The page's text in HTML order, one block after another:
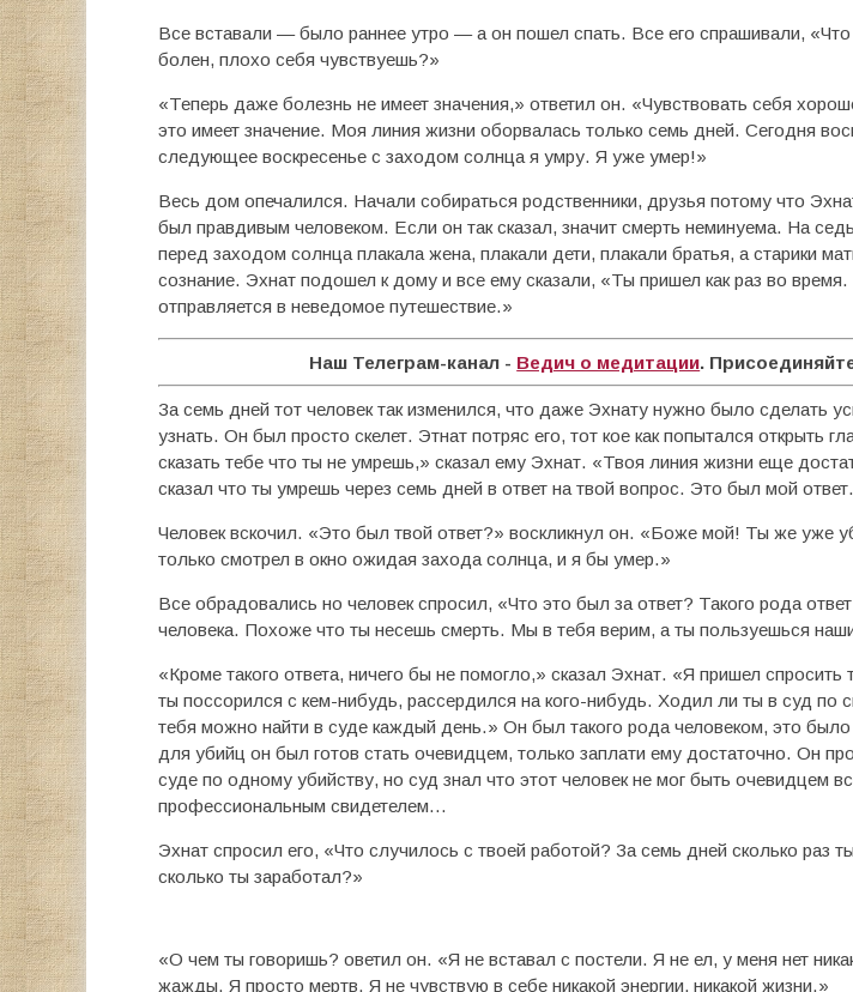
Все вставали — было раннее утро — а он пошел спать. Все его спрашивали,
болен, плохо себя чувствуешь?»
«Теперь даже болезнь не имеет значения,» ответил он. «Чувствовать себя
это имеет значение. Моя линия жизни оборвалась только семь дней. Сегодня
следующее воскресенье с заходом солнца я умру. Я уже умер!»
Весь дом опечалился. Начали собираться родственники, друзья потому что
был правдивым человеком. Если он так сказал, значит смерть неминуема. На
перед заходом солнца плакала жена, плакали дети, плакали братья, а старики
сознание. Эхнат подошел к дому и все ему сказали, «Ты пришел как раз во время.
отправляется в неведомое путешествие.»
Наш Телеграм-канал - Ведич о медитации.
За семь дней тот человек так изменился, что даже Эхнату нужно было сделать
узнать. Он был просто скелет. Этнат потряс его, тот кое как попытался открыть
сказать тебе что ты не умрешь,» сказал ему Эхнат. «Твоя линия жизни еще
сказал что ты умрешь через семь дней в ответ на твой вопрос. Это был мой
Человек вскочил. «Это был твой ответ?» воскликнул он. «Боже мой! Ты же уже
только смотрел в окно ожидая захода солнца, и я бы умер.»
Все обрадовались но человек спросил, «Что это был за ответ? Такого рода
человека. Похоже что ты несешь смерть. Мы в тебя верим, а ты пользуешься
«Кроме такого ответа, ничего бы не помогло,» сказал Эхнат. «Я пришел спросить
ты поссорился с кем-нибудь, рассердился на кого-нибудь. Ходил ли ты в суд по
тебя можно найти в суде каждый день.» Он был такого рода человеком, это
для убийц он был готов стать очевидцем, только заплати ему достаточно. Он
суде по одному убийству, но суд знал что этот человек не мог быть очевидцем
профессиональным свидетелем…
Эхнат спросил его, «Что случилось с твоей работой? За семь дней сколько раз
сколько ты заработал?»
«О чем ты говоришь? оветил он. «Я не вставал с постели. Я не ел, у меня нет
жажды. Я просто мертв. Я не чувствую в себе никакой энергии, никакой жизни.»